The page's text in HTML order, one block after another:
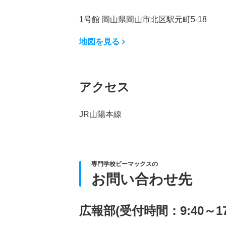
1号館 岡山県岡山市北区駅元町5-18
地図を見る
アクセス
JR山陽本線
専門学校ビーマックスの
お問い合わせ先
広報部(受付時間：9:40～